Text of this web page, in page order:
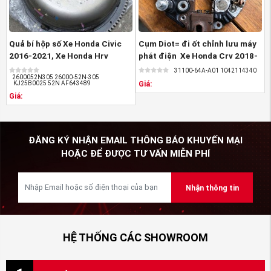
Fanpage:https://www.facebook.com/
Youtube:
https://www.youtube.com/@PhutungHondaAnviet
Mail: phutungAnviet@gmail.com
Website:https://phutungotohonda.com/
Quả bí hộp số Xe Honda Civic
2016-2021, Xe Honda Hrv
2018-2021 ,Bộ ...
2600052N305 26000-52N-305
KJ25B0025 52N AF643489
Giá:
Cụm Diot= đi ốt chỉnh lưu máy
phát điện Xe Honda Crv 2018-
2026, ...
31100-64A-A01 1042114340
Giá:
ĐĂNG KÝ NHẬN EMAIL THÔNG BÁO KHUYẾN MẠI
HOẶC ĐỂ ĐƯỢC TƯ VẤN MIỄN PHÍ
Nhận thông tin
HỆ THỐNG CÁC SHOWROOM